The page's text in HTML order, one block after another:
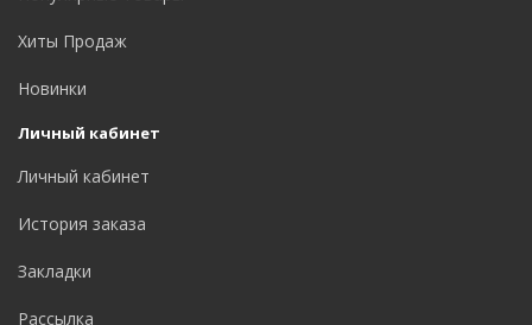
Хиты Продаж
Новинки
Личный кабинет
Личный кабинет
История заказа
Закладки
Рассылка